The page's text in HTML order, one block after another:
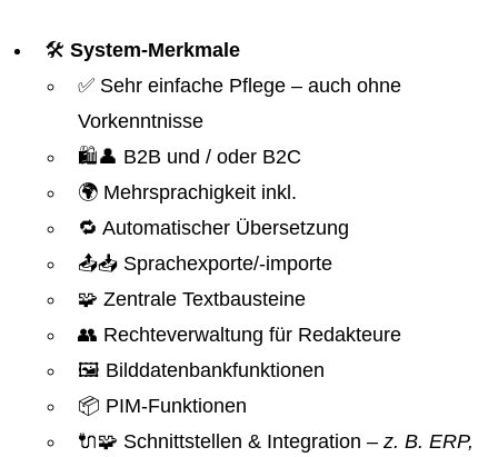
🛠️ System-Merkmale
✅ Sehr einfache Pflege – auch ohne
Vorkenntnisse
🛍️👤 B2B und / oder B2C
🌍 Mehrsprachigkeit inkl.
🔁 Automatischer Übersetzung
📤📥 Sprachexporte/-importe
🧩 Zentrale Textbausteine
👥 Rechteverwaltung für Redakteure
🖼️ Bilddatenbankfunktionen
📦 PIM-Funktionen
🔌🧩 Schnittstellen & Integration – z. B. ERP,